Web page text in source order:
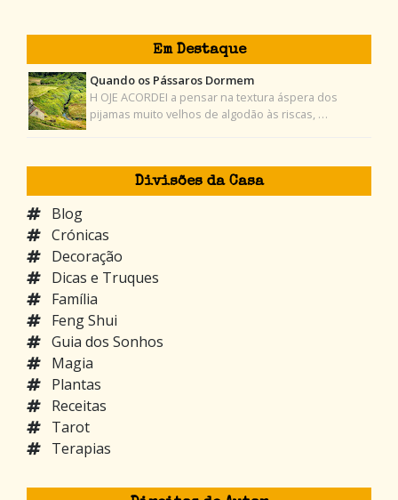
Em Destaque
Quando os Pássaros Dormem
H OJE ACORDEI a pensar na textura áspera dos
pijamas muito velhos de algodão às riscas, …
Divisões da Casa
Blog
Crónicas
Decoração
Dicas e Truques
Família
Feng Shui
Guia dos Sonhos
Magia
Plantas
Receitas
Tarot
Terapias